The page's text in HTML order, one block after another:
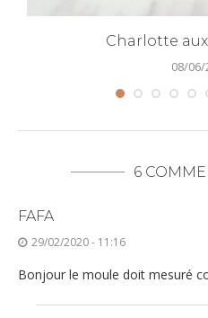
Charlotte
08/06/
6
FAFA
29/02/2020 - 11:16
Bonjour le moule doit mesuré